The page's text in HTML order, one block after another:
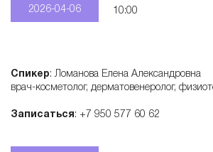
2026-04-06 10:00
Спикер: Ломанова Елена Александровна
врач-косметолог, дерматовенеролог,
Записаться: +7 950 577 60 62